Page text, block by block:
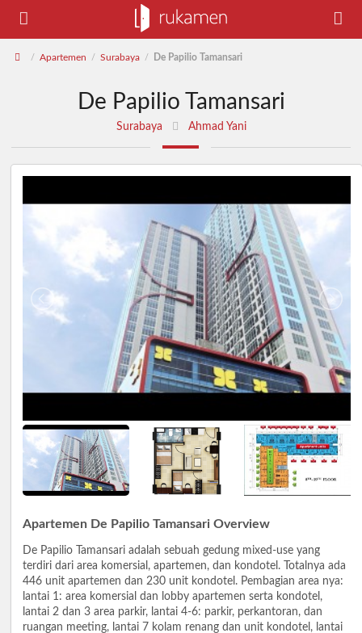
/ Apartemen / Surabaya / De Papilio Tamansari
De Papilio Tamansari
Surabaya Ahmad Yani
Apartemen De Papilio Tamansari Overview
De Papilio Tamansari adalah sebuah gedung mixed-use yang
terdiri dari area komersial, apartemen, dan kondotel. Totalnya ada
446 unit apartemen dan 230 unit kondotel. Pembagian area nya:
lantai 1: area komersial dan lobby apartemen serta kondotel,
lantai 2 dan 3 area parkir, lantai 4-6: parkir, perkantoran, dan
ruangan meeting, lantai 7 kolam renang dan unit kondotel, lantai